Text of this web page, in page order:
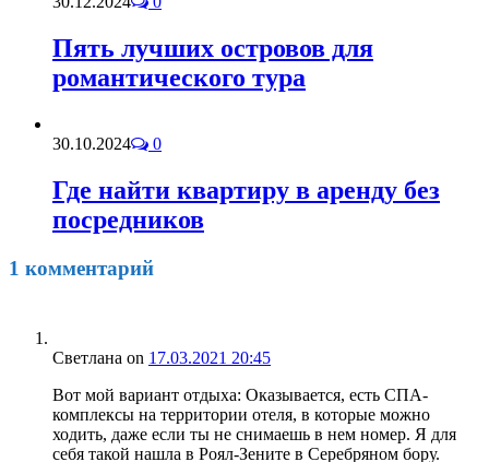
Пять лучших островов для
романтического тура
30.10.2024 0
Где найти квартиру в аренду без
посредников
1 комментарий
Светлана on 17.03.2021 20:45
Вот мой вариант отдыха: Оказывается, есть СПА-
комплексы на территории отеля, в которые можно
ходить, даже если ты не снимаешь в нем номер. Я для
себя такой нашла в Роял-Зените в Серебряном бору.